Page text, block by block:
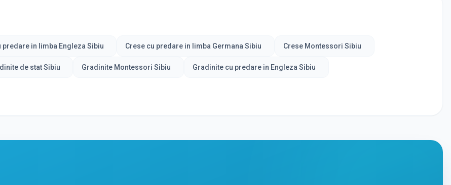
predare in limba Engleza Sibiu Crese cu predare in limba Germana Sibiu Crese Montessori Sibiu
de stat Sibiu Gradinite Montessori Sibiu Gradinite cu predare in Engleza Sibiu